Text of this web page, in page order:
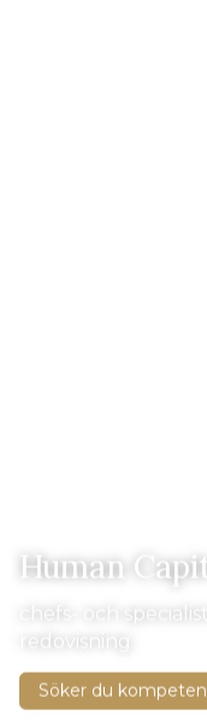
Human
chefs- och
redovisning
Söker du